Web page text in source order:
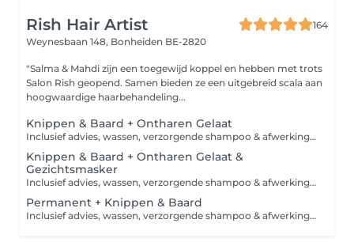
Rish Hair Artist
164
Weynesbaan 148, Bonheiden BE-2820
"Salma & Mahdi zijn een toegewijd koppel en hebben met trots
Salon Rish geopend. Samen bieden ze een uitgebreid scala aan
hoogwaardige haarbehandeling...
Knippen & Baard + Ontharen Gelaat
Inclusief advies, wassen, verzorgende shampoo & afwerkingsproduct. Ontharen van ongewenste haren neus, oren, wenkbrauwen met hete wax. Bij elk bezoek krijgt u een warm of fris drankje aangeboden.
Knippen & Baard + Ontharen Gelaat &
Gezichtsmasker
Inclusief advies, wassen, verzorgende shampoo & afwerkingsproduct. Ontharen van ongewenste haren neus, oren, wenkbrauwen met hete wax. Bij elk bezoek krijgt u een warm of fris drankje aangeboden.
Permanent + Knippen & Baard
Inclusief advies, wassen, verzorgende shampoo & afwerkingsproduct. Bij elk bezoek krijgt u een warm of fris drankje aangeboden.